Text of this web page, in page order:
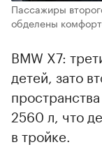
Пассажиры
обделены
BMW X7:
детей, зато
2560 л, что
в тройке.